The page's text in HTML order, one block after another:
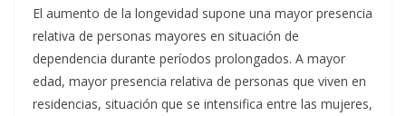
El aumento de la longevidad supone una mayor presencia
relativa de personas mayores en situación de
dependencia durante períodos prolongados. A mayor
edad, mayor presencia relativa de personas que viven en
residencias, situación que se intensifica entre las mujeres,